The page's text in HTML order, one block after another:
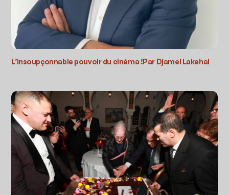
L’insoupçonnable pouvoir du cinéma !Par Djamel Lakehal